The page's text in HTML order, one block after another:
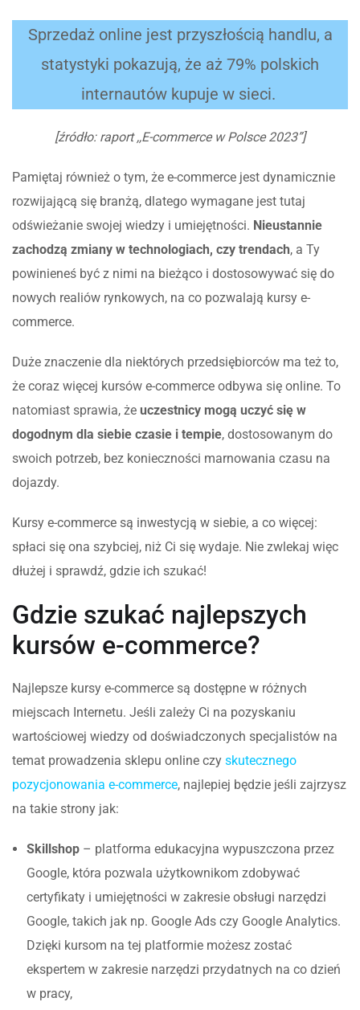
Sprzedaż online jest przyszłością handlu, a
statystyki pokazują, że aż 79% polskich
internautów kupuje w sieci.
[źródło: raport ,,E-commerce w Polsce 2023”]
Pamiętaj również o tym, że e-commerce jest dynamicznie
rozwijającą się branżą, dlatego wymagane jest tutaj
odświeżanie swojej wiedzy i umiejętności. Nieustannie
zachodzą zmiany w technologiach, czy trendach, a Ty
powinieneś być z nimi na bieżąco i dostosowywać się do
nowych realiów rynkowych, na co pozwalają kursy e-
commerce.
Duże znaczenie dla niektórych przedsiębiorców ma też to,
że coraz więcej kursów e-commerce odbywa się online. To
natomiast sprawia, że uczestnicy mogą uczyć się w
dogodnym dla siebie czasie i tempie, dostosowanym do
swoich potrzeb, bez konieczności marnowania czasu na
dojazdy.
Kursy e-commerce są inwestycją w siebie, a co więcej:
spłaci się ona szybciej, niż Ci się wydaje. Nie zwlekaj więc
dłużej i sprawdź, gdzie ich szukać!
Gdzie szukać najlepszych
kursów e-commerce?
Najlepsze kursy e-commerce są dostępne w różnych
miejscach Internetu. Jeśli zależy Ci na pozyskaniu
wartościowej wiedzy od doświadczonych specjalistów na
temat prowadzenia sklepu online czy skutecznego
pozycjonowania e-commerce, najlepiej będzie jeśli zajrzysz
na takie strony jak:
Skillshop – platforma edukacyjna wypuszczona przez
Google, która pozwala użytkownikom zdobywać
certyfikaty i umiejętności w zakresie obsługi narzędzi
Google, takich jak np. Google Ads czy Google Analytics.
Dzięki kursom na tej platformie możesz zostać
ekspertem w zakresie narzędzi przydatnych na co dzień
w pracy,